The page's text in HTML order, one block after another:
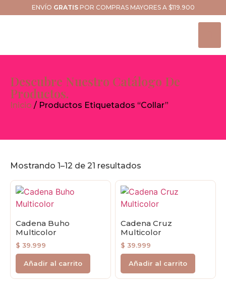
ENVÍO GRATISPOR COMPRAS MAYORES A $119.900
Descubre Nuestro Catálogo De
Productos.
Inicio / Productos Etiquetados “collar”
Mostrando 1–12 de 21 resultados
Cadena Buho
Multicolor
$ 39.999
Añadir al carrito
Cadena Cruz
Multicolor
$ 39.999
Añadir al carrito